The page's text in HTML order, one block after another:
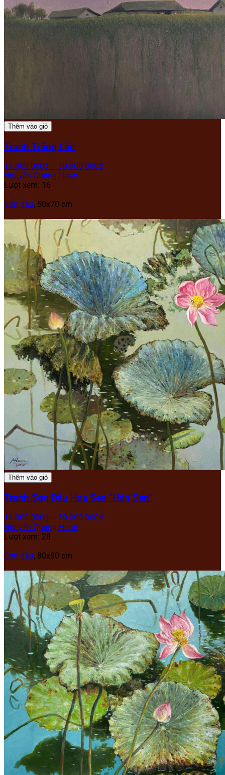
Thêm vào giỏ
Tranh Trăng Lên
11.000.000₫ – 50.000.000₫
Nguyễn Quang Hoan
Lượt xem: 16
Sơn dầu, 50x70 cm
Thêm vào giỏ
Tranh Sơn Dầu Hoa Sen “Hồn Sen”
11.000.000₫ – 50.000.000₫
Nguyễn Quang Hoan
Lượt xem: 28
Sơn dầu, 80x80 cm